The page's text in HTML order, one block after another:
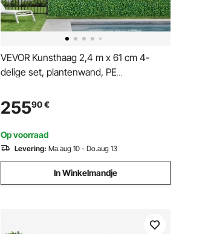
VEVOR Kunsthaag 2,4 m x 61 cm 4-
delige set, plantenwand, PE
haaghek, kunstplanten balkonbekleding
voor bruiloften, buitentuinen,
achtertuinen
25590€
Op voorraad
Levering: Ma.aug 10 - Do.aug 13
In Winkelmandje